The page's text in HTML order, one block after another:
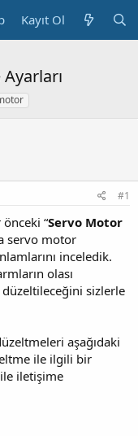
Kayıt Ol
#1
“Servo Motor
servo motor
inceledik.
olası
düzeltileceğini sizlerle
aşağıdaki
ile ilgili bir
iletişime